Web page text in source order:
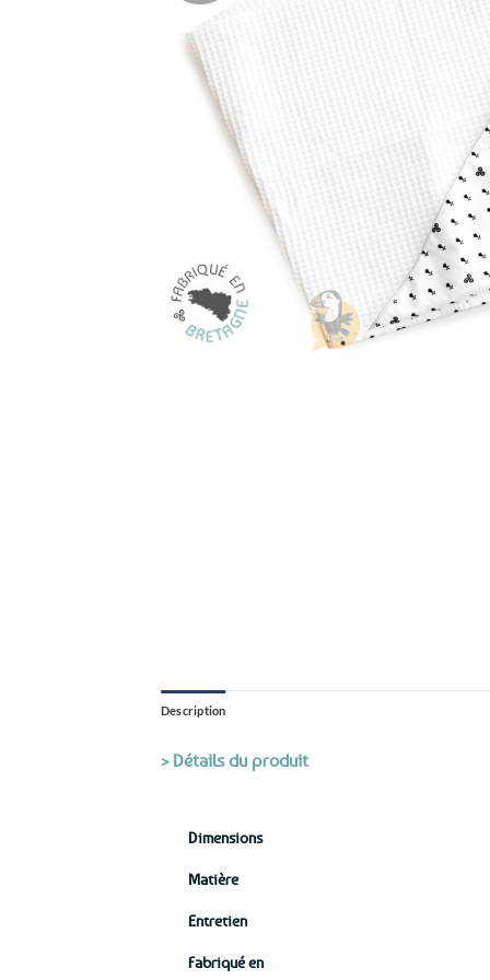
Description
> Détails du produit
Dimensions
Matière
Entretien
Fabriqué en